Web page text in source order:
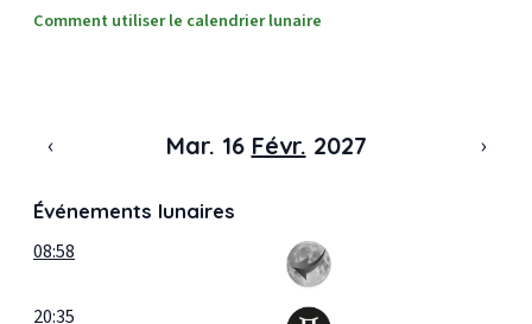
Comment utiliser le calendrier lunaire
‹ Mar. 16 Févr. 2027 ›
Événements lunaires
08:58
20:35